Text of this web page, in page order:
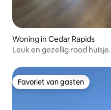
Woning in Cedar Rapids
Leuk en gezellig rood huisje.
Favoriet van gasten
Favoriet van gasten